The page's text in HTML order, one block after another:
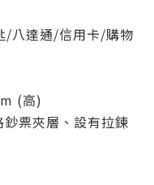
/八達通/信用卡/購物
(高)
票夾層、設有拉鍊